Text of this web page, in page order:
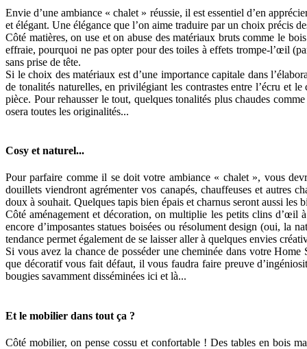
Envie d’une ambiance « chalet » réussie, il est essentiel d’en
et élégant. Une élégance que l’on aime traduire par un choix précis
Côté matières, on use et on abuse des matériaux bruts comme le
effraie, pourquoi ne pas opter pour des toiles à effets trompe-l’œil
sans prise de tête.
Si le choix des matériaux est d’une importance capitale dans
de tonalités naturelles, en privilégiant les contrastes entre l’écru et
pièce. Pour rehausser le tout, quelques tonalités plus chaudes
osera toutes les originalités...
Cosy et naturel...
Pour parfaire comme il se doit votre ambiance « chalet », vous
douillets viendront agrémenter vos canapés, chauffeuses et autres
doux à souhait. Quelques tapis bien épais et charnus seront aussi
Côté aménagement et décoration, on multiplie les petits clins d’œil
encore d’imposantes statues boisées ou résolument design (oui, la
tendance permet également de se laisser aller à quelques envies
Si vous avez la chance de posséder une cheminée dans votre
que décoratif vous fait défaut, il vous faudra faire preuve
bougies savamment disséminées ici et là...
Et le mobilier dans tout ça ?
Côté mobilier, on pense cossu et confortable ! Des tables en bois